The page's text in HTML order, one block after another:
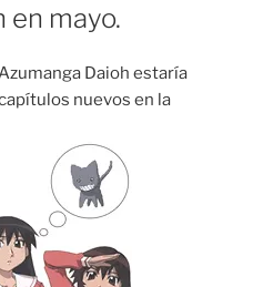
en mayo.
Daioh estaría
nuevos en la